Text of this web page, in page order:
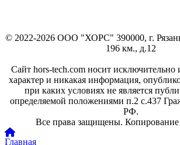
© 2022-2026 ООО "ХОРС" 390000, г.
196 км., д.12
Сайт hors-tech.com носит
характер и никакая информация,
при каких условиях не является
определяемой положениями п.2 с.437
РФ.
Все права защищены. Копирование
Главная